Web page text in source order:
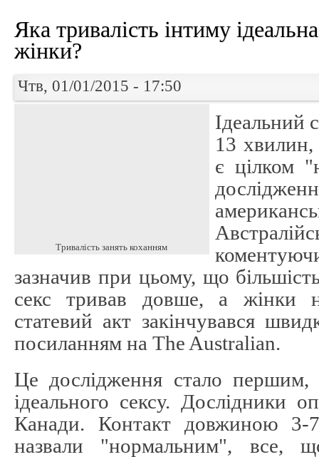
Яка тривалість інтиму
жінки?
Чтв, 01/01/2015 - 17:50
Тривалість занять коханням
Ідеальний
13 хвилин,
є цілком
зазначив при цьому, що
секс тривав довше, а жінки
статевий акт закінчувався
посиланням на The Australian.
Це дослідження стало
ідеального сексу. Дослідники
Канади. Контакт довжиною 3-
назвали "нормальним", все,